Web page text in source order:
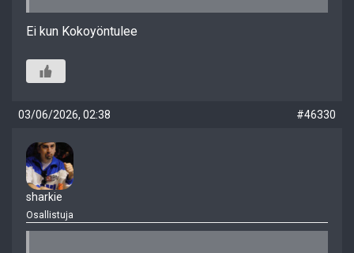
Ei kun Kokoyöntulee
03/06/2026, 02:38 #46330
sharkie
Osallistuja